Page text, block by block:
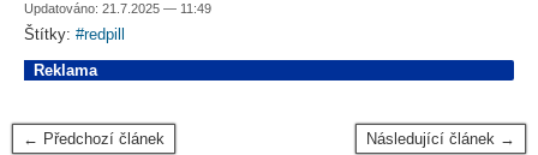
Updatováno: 21.7.2025 — 11:49
Štítky: #redpill
Reklama
← Předchozí článek Následující článek →